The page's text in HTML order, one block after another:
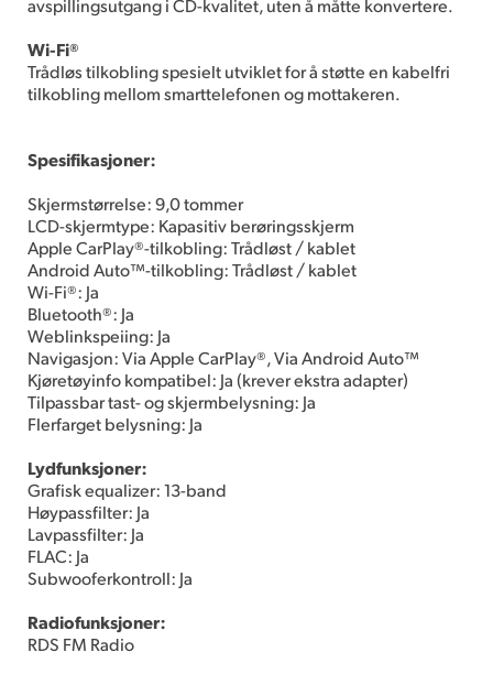
avspillingsutgang i CD-kvalitet, uten å måtte konvertere.
Wi-Fi®
Trådløs tilkobling spesielt utviklet for å støtte en kabelfri
tilkobling mellom smarttelefonen og mottakeren.
Spesifikasjoner:
Skjermstørrelse: 9,0 tommer
LCD-skjermtype: Kapasitiv berøringsskjerm
Apple CarPlay®-tilkobling: Trådløst / kablet
Android Auto™-tilkobling: Trådløst / kablet
Wi-Fi®: Ja
Bluetooth®: Ja
Weblinkspeiing: Ja
Navigasjon: Via Apple CarPlay®, Via Android Auto™
Kjøretøyinfo kompatibel: Ja (krever ekstra adapter)
Tilpassbar tast- og skjermbelysning: Ja
Flerfarget belysning: Ja
Lydfunksjoner:
Grafisk equalizer: 13-band
Høypassfilter: Ja
Lavpassfilter: Ja
FLAC: Ja
Subwooferkontroll: Ja
Radiofunksjoner:
RDS FM Radio